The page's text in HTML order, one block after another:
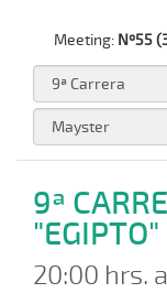
Meeting: Nº55
9ª
"EGIPTO"
20:00 hrs.